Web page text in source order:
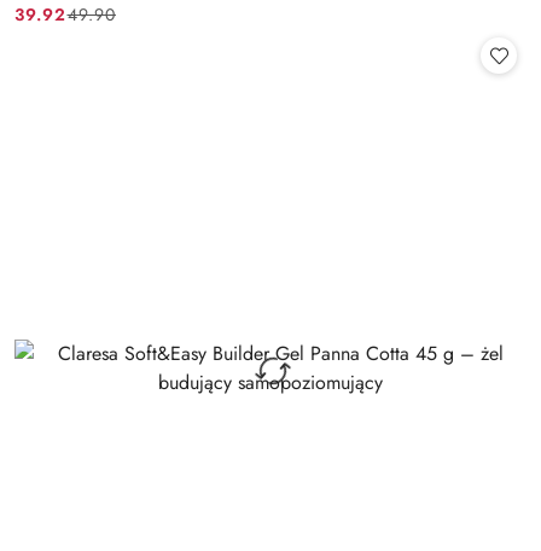
Cena
39.92
Cena 49.90